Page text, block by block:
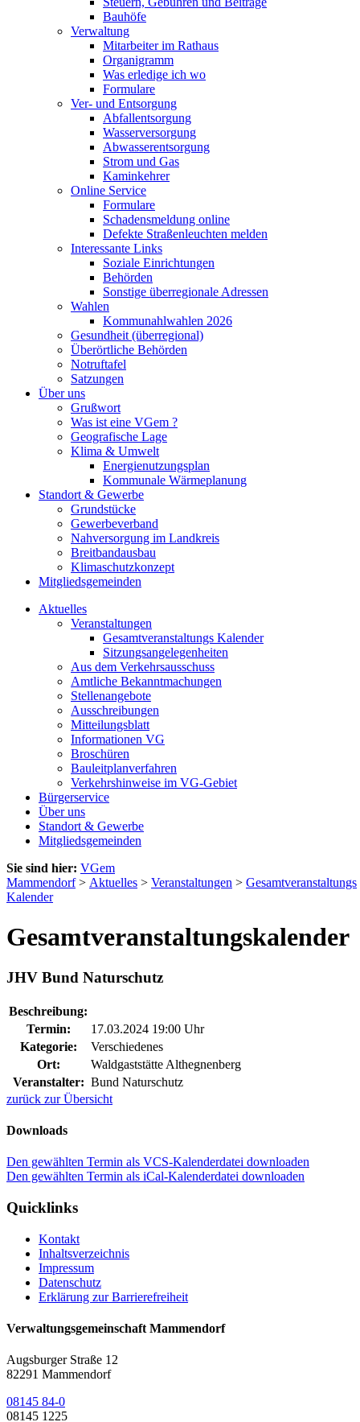
Bauhöfe
Verwaltung
Mitarbeiter im Rathaus
Organigramm
Was erledige ich wo
Formulare
Ver- und Entsorgung
Abfallentsorgung
Wasserversorgung
Abwasserentsorgung
Strom und Gas
Kaminkehrer
Online Service
Formulare
Schadensmeldung online
Defekte Straßenleuchten melden
Interessante Links
Soziale Einrichtungen
Behörden
Sonstige überregionale Adressen
Wahlen
Kommunahlwahlen 2026
Gesundheit (überregional)
Überörtliche Behörden
Notruftafel
Satzungen
Über uns
Grußwort
Was ist eine VGem ?
Geografische Lage
Klima & Umwelt
Energienutzungsplan
Kommunale Wärmeplanung
Standort & Gewerbe
Grundstücke
Gewerbeverband
Nahversorgung im Landkreis
Breitbandausbau
Klimaschutzkonzept
Mitgliedsgemeinden
Aktuelles
Veranstaltungen
Gesamtveranstaltungs Kalender
Sitzungsangelegenheiten
Aus dem Verkehrsausschuss
Amtliche Bekanntmachungen
Stellenangebote
Ausschreibungen
Mitteilungsblatt
Informationen VG
Broschüren
Bauleitplanverfahren
Verkehrshinweise im VG-Gebiet
Bürgerservice
Über uns
Standort & Gewerbe
Mitgliedsgemeinden
Sie sind hier: VGem
Mammendorf> Aktuelles > Veranstaltungen > Gesamtveranstaltungs
Kalender
Gesamtveranstaltungskalender
JHV Bund Naturschutz
Beschreibung:
Termin:
17.03.2024 19:00 Uhr
Kategorie:
Verschiedenes
Ort:
Waldgaststätte Althegnenberg
Veranstalter: Bund Naturschutz
zurück zur Übersicht
Downloads
Den gewählten Termin als VCS-Kalenderdatei downloaden
Den gewählten Termin als iCal-Kalenderdatei downloaden
Quicklinks
Kontakt
Inhaltsverzeichnis
Impressum
Datenschutz
Erklärung zur Barrierefreiheit
Verwaltungsgemeinschaft Mammendorf
Augsburger Straße 12
82291 Mammendorf
08145 84-0
08145 1225